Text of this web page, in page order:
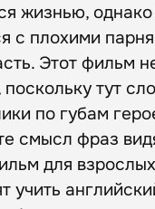
жизнью, однако
с плохими
Этот фильм
поскольку тут
по губам
смысл фраз
для
учить